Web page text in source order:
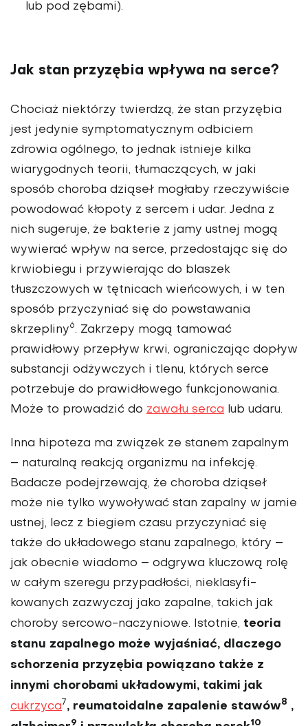
lub pod zębami).
Jak stan przyzębia wpływa na serce?
Chociaż niektórzy twierdzą, że stan przyzębia
jest jedynie symptoma­tycznym odbiciem
zdrowia ogólnego, to jednak istnieje kilka
wiarygod­nych teorii, tłumaczących, w jaki
sposób choroba dziąseł mogłaby rzeczywiście
powodować kłopoty z sercem i udar. Jedna z
nich suge­ruje, że bakterie z jamy ustnej mogą
wywierać wpływ na serce, przedo­stając się do
krwiobiegu i przy­wierając do blaszek
tłuszczowych w tętnicach wieńcowych, i w ten
sposób przyczyniać się do powsta­wania
skrzepliny6. Zakrzepy mogą tamować
prawidłowy przepływ krwi, ograniczając dopływ
substan­cji odżywczych i tlenu, których serce
potrzebuje do prawidłowego funkcjonowania.
Może to prowa­dzić do zawału serca lub udaru.
Inna hipoteza ma związek ze sta­nem zapalnym
– naturalną reakcją organizmu na infekcję.
Badacze podejrzewają, że choroba dzią­seł
może nie tylko wywoływać stan zapalny w jamie
ustnej, lecz z biegiem czasu przyczyniać się
także do układowego stanu zapal­nego, który –
jak obecnie wiadomo – odgrywa kluczową rolę
w całym szeregu przypadłości, nieklasyfi­
kowanych zazwyczaj jako zapalne, takich jak
choroby sercowo-naczy­niowe. Istotnie, teoria
stanu zapal­nego może wyjaśniać, dlaczego
scho­rzenia przyzębia powiązano także z
innymi chorobami układowymi, takimi jak
cukrzyca7, reumatoidalne zapalenie stawów8 ,
9 10